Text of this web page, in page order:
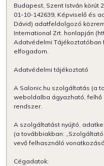
Budapest, Szent István körút
01-10-142639, Képviselő és
Dávid) adatfeldolgozó
International Zrt. honlapján
Adatvédelmi
elfogadom.
Adatvédelmi tájékoztató
A Salonic.hu szolgáltatás (a
weboldalba ágyazható,
rendszer.
A szolgáltatást nyújtó,
(a továbbiakban:
vevő felhasználó
Cégadatok: